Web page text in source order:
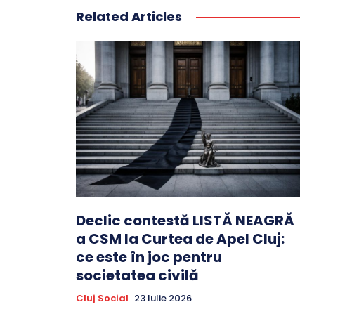
Related Articles
Declic contestă LISTĂ NEAGRĂ
a CSM la Curtea de Apel Cluj:
ce este în joc pentru
societatea civilă
Cluj Social 23 Iulie 2026